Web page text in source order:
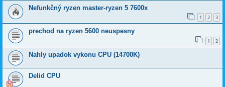
Nefunkčný ryzen master-ryzen 5 7600x
1 2 3
prechod na ryzen 5600 neuspesny
1 2
Nahly upadok vykonu CPU (14700K)
Delid CPU